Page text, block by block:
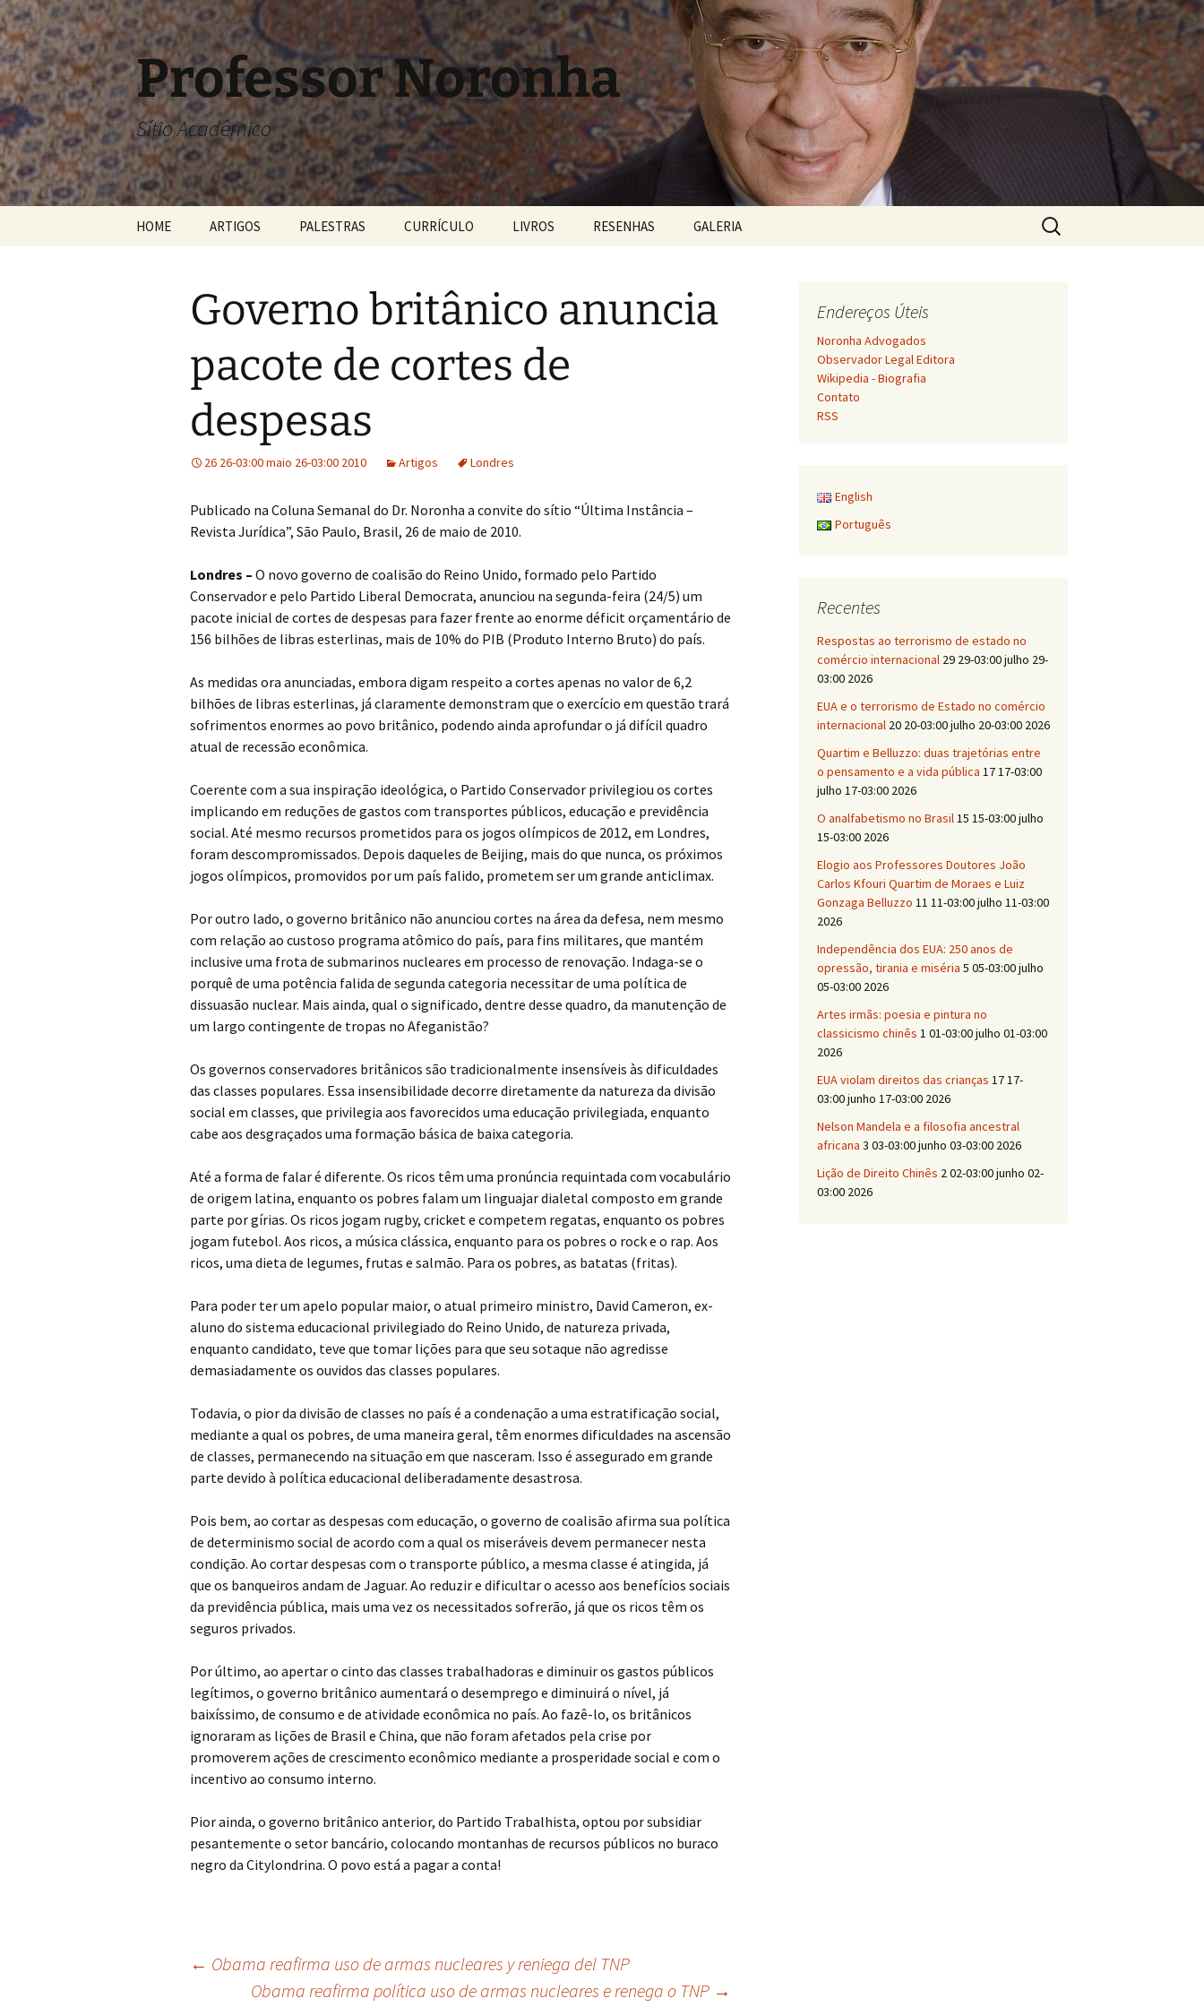
Pular
para
o
conteúdo
Professor Noronha
Sítio Acadêmico
HOME ARTIGOS PALESTRAS CURRÍCULO LIVROS RESENHAS GALERIA
Pesquisar
por:
Governo britânico anuncia
pacote de cortes de
despesas
26 26-03:00 maio 26-03:00 2010 Artigos Londres
Publicado na Coluna Semanal do Dr. Noronha a convite do sítio “Última Instância –
Revista Jurídica”, São Paulo, Brasil, 26 de maio de 2010.
Londres – O novo governo de coalisão do Reino Unido, formado pelo Partido
Conservador e pelo Partido Liberal Democrata, anunciou na segunda-feira (24/5) um
pacote inicial de cortes de despesas para fazer frente ao enorme déficit orçamentário de
156 bilhões de libras esterlinas, mais de 10% do PIB (Produto Interno Bruto) do país.
As medidas ora anunciadas, embora digam respeito a cortes apenas no valor de 6,2
bilhões de libras esterlinas, já claramente demonstram que o exercício em questão trará
sofrimentos enormes ao povo britânico, podendo ainda aprofundar o já difícil quadro
atual de recessão econômica.
Coerente com a sua inspiração ideológica, o Partido Conservador privilegiou os cortes
implicando em reduções de gastos com transportes públicos, educação e previdência
social. Até mesmo recursos prometidos para os jogos olímpicos de 2012, em Londres,
foram descompromissados. Depois daqueles de Beijing, mais do que nunca, os próximos
jogos olímpicos, promovidos por um país falido, prometem ser um grande anticlimax.
Por outro lado, o governo britânico não anunciou cortes na área da defesa, nem mesmo
com relação ao custoso programa atômico do país, para fins militares, que mantém
inclusive uma frota de submarinos nucleares em processo de renovação. Indaga-se o
porquê de uma potência falida de segunda categoria necessitar de uma política de
dissuasão nuclear. Mais ainda, qual o significado, dentre desse quadro, da manutenção de
um largo contingente de tropas no Afeganistão?
Os governos conservadores britânicos são tradicionalmente insensíveis às dificuldades
das classes populares. Essa insensibilidade decorre diretamente da natureza da divisão
social em classes, que privilegia aos favorecidos uma educação privilegiada, enquanto
cabe aos desgraçados uma formação básica de baixa categoria.
Até a forma de falar é diferente. Os ricos têm uma pronúncia requintada com vocabulário
de origem latina, enquanto os pobres falam um linguajar dialetal composto em grande
parte por gírias. Os ricos jogam rugby, cricket e competem regatas, enquanto os pobres
jogam futebol. Aos ricos, a música clássica, enquanto para os pobres o rock e o rap. Aos
ricos, uma dieta de legumes, frutas e salmão. Para os pobres, as batatas (fritas).
Para poder ter um apelo popular maior, o atual primeiro ministro, David Cameron, ex-
aluno do sistema educacional privilegiado do Reino Unido, de natureza privada,
enquanto candidato, teve que tomar lições para que seu sotaque não agredisse
demasiadamente os ouvidos das classes populares.
Todavia, o pior da divisão de classes no país é a condenação a uma estratificação social,
mediante a qual os pobres, de uma maneira geral, têm enormes dificuldades na ascensão
de classes, permanecendo na situação em que nasceram. Isso é assegurado em grande
parte devido à política educacional deliberadamente desastrosa.
Pois bem, ao cortar as despesas com educação, o governo de coalisão afirma sua política
de determinismo social de acordo com a qual os miseráveis devem permanecer nesta
condição. Ao cortar despesas com o transporte público, a mesma classe é atingida, já
que os banqueiros andam de Jaguar. Ao reduzir e dificultar o acesso aos benefícios sociais
da previdência pública, mais uma vez os necessitados sofrerão, já que os ricos têm os
seguros privados.
Por último, ao apertar o cinto das classes trabalhadoras e diminuir os gastos públicos
legítimos, o governo britânico aumentará o desemprego e diminuirá o nível, já
baixíssimo, de consumo e de atividade econômica no país. Ao fazê-lo, os britânicos
ignoraram as lições de Brasil e China, que não foram afetados pela crise por
promoverem ações de crescimento econômico mediante a prosperidade social e com o
incentivo ao consumo interno.
Pior ainda, o governo britânico anterior, do Partido Trabalhista, optou por subsidiar
pesantemente o setor bancário, colocando montanhas de recursos públicos no buraco
negro da Citylondrina. O povo está a pagar a conta!
Navegação
← Obama reafirma uso de armas nucleares y reniega del TNP
Obama reafirma política uso de armas nucleares e renega o TNP →
Endereços Úteis
Noronha Advogados
Observador Legal Editora
Wikipedia - Biografia
Contato
RSS
English
Português
Recentes
Respostas ao terrorismo de estado no
comércio internacional 29 29-03:00 julho 29-
03:00 2026
EUA e o terrorismo de Estado no comércio
internacional 20 20-03:00 julho 20-03:00 2026
Quartim e Belluzzo: duas trajetórias entre
o pensamento e a vida pública 17 17-03:00
julho 17-03:00 2026
O analfabetismo no Brasil15 15-03:00 julho
15-03:00 2026
Elogio aos Professores Doutores João
Carlos Kfouri Quartim de Moraes e Luiz
Gonzaga Belluzzo 11 11-03:00 julho 11-03:00
2026
Independência dos EUA: 250 anos de
opressão, tirania e miséria 5 05-03:00 julho
05-03:00 2026
Artes irmãs: poesia e pintura no
classicismo chinês 1 01-03:00 julho 01-03:00
2026
EUA violam direitos das crianças 17 17-
03:00 junho 17-03:00 2026
Nelson Mandela e a filosofia ancestral
africana 3 03-03:00 junho 03-03:00 2026
Lição de Direito Chinês 2 02-03:00 junho 02-
03:00 2026